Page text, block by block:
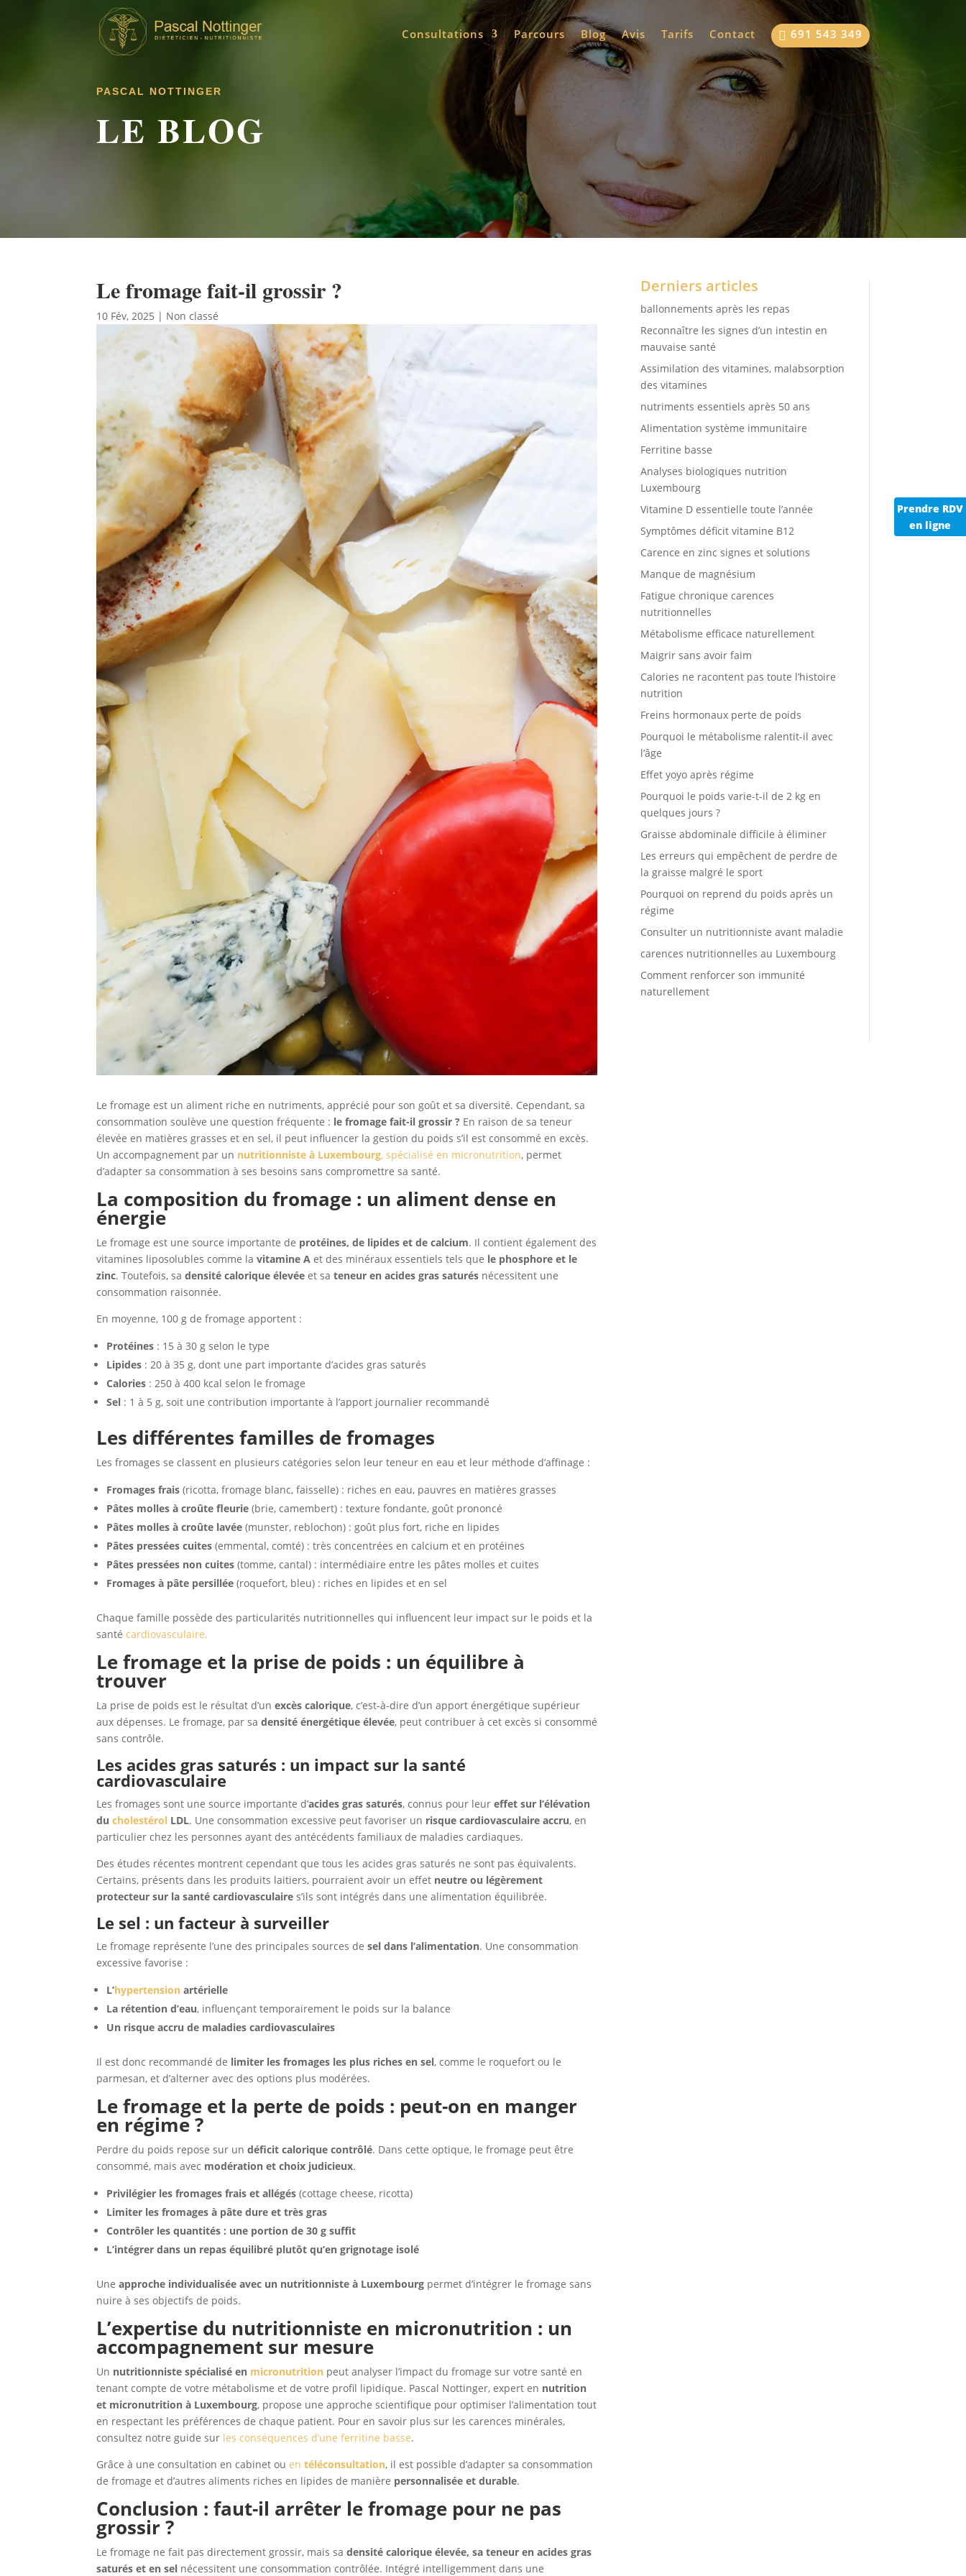
Prendre RDV
en ligne
Consultations Parcours Blog Avis Tarifs Contact  691 543 349
PASCAL NOTTINGER
LE BLOG
Le fromage fait-il grossir ?
10 Fév, 2025 | Non classé
Le fromage est un aliment riche en nutriments, apprécié pour son goût et sa diversité. Cependant, sa
consommation soulève une question fréquente : le fromage fait-il grossir ? En raison de sa teneur
élevée en matières grasses et en sel, il peut influencer la gestion du poids s’il est consommé en excès.
Un accompagnement par un nutritionniste à Luxembourg, spécialisé en micronutrition, permet
d’adapter sa consommation à ses besoins sans compromettre sa santé.
La composition du fromage : un aliment dense en
énergie
Le fromage est une source importante de protéines, de lipides et de calcium. Il contient également des
vitamines liposolubles comme lavitamine A et des minéraux essentiels tels que le phosphore et le
zinc. Toutefois, sadensité calorique élevée et sateneur en acides gras saturés nécessitent une
consommation raisonnée.
En moyenne, 100 g de fromage apportent :
Protéines : 15 à 30 g selon le type
Lipides : 20 à 35 g, dont une part importante d’acides gras saturés
Calories : 250 à 400 kcal selon le fromage
Sel : 1 à 5 g, soit une contribution importante à l’apport journalier recommandé
Les différentes familles de fromages
Les fromages se classent en plusieurs catégories selon leur teneur en eau et leur méthode d’affinage :
Fromages frais (ricotta, fromage blanc, faisselle) : riches en eau, pauvres en matières grasses
Pâtes molles à croûte fleurie (brie, camembert) : texture fondante, goût prononcé
Pâtes molles à croûte lavée (munster, reblochon) : goût plus fort, riche en lipides
Pâtes pressées cuites (emmental, comté) : très concentrées en calcium et en protéines
Pâtes pressées non cuites (tomme, cantal) : intermédiaire entre les pâtes molles et cuites
Fromages à pâte persillée (roquefort, bleu) : riches en lipides et en sel
Chaque famille possède des particularités nutritionnelles qui influencent leur impact sur le poids et la
santécardiovasculaire.
Le fromage et la prise de poids : un équilibre à
trouver
La prise de poids est le résultat d’unexcès calorique, c’est-à-dire d’un apport énergétique supérieur
aux dépenses. Le fromage, par sadensité énergétique élevée, peut contribuer à cet excès si consommé
sans contrôle.
Les acides gras saturés : un impact sur la santé
cardiovasculaire
Les fromages sont une source importante d’acides gras saturés, connus pour leureffet sur l’élévation
ducholestérol LDL. Une consommation excessive peut favoriser un risque cardiovasculaire accru, en
particulier chez les personnes ayant des antécédents familiaux de maladies cardiaques.
Des études récentes montrent cependant que tous les acides gras saturés ne sont pas équivalents.
Certains, présents dans les produits laitiers, pourraient avoir un effet neutre ou légèrement
protecteur sur la santé cardiovasculaire s’ils sont intégrés dans une alimentation équilibrée.
Le sel : un facteur à surveiller
Le fromage représente l’une des principales sources desel dans l’alimentation. Une consommation
excessive favorise :
L’hypertension artérielle
La rétention d’eau, influençant temporairement le poids sur la balance
Un risque accru de maladies cardiovasculaires
Il est donc recommandé de limiter les fromages les plus riches en sel, comme le roquefort ou le
parmesan, et d’alterner avec des options plus modérées.
Le fromage et la perte de poids : peut-on en manger
en régime ?
Perdre du poids repose sur undéficit calorique contrôlé. Dans cette optique, le fromage peut être
consommé, mais avec modération et choix judicieux.
Privilégier les fromages frais et allégés (cottage cheese, ricotta)
Limiter les fromages à pâte dure et très gras
Contrôler les quantités : une portion de 30 g suffit
L’intégrer dans un repas équilibré plutôt qu’en grignotage isolé
Uneapproche individualisée avec un nutritionniste à Luxembourg permet d’intégrer le fromage sans
nuire à ses objectifs de poids.
L’expertise du nutritionniste en micronutrition : un
accompagnement sur mesure
Un nutritionniste spécialisé en micronutrition peut analyser l’impact du fromage sur votre santé en
tenant compte de votre métabolisme et de votre profil lipidique. Pascal Nottinger, expert en nutrition
et micronutrition à Luxembourg, propose une approche scientifique pour optimiser l’alimentation tout
en respectant les préférences de chaque patient. Pour en savoir plus sur les carences minérales,
consultez notre guide sur les conséquences d’une ferritine basse.
Grâce à une consultation en cabinet ouentéléconsultation, il est possible d’adapter sa consommation
de fromage et d’autres aliments riches en lipides de manière personnalisée et durable.
Conclusion : faut-il arrêter le fromage pour ne pas
grossir ?
Le fromage ne fait pas directement grossir, mais sadensité calorique élevée, sa teneur en acides gras
saturés et en sel nécessitent une consommation contrôlée. Intégré intelligemment dans une
Derniers articles
ballonnements après les repas
Reconnaître les signes d’un intestin en
mauvaise santé
Assimilation des vitamines, malabsorption
des vitamines
nutriments essentiels après 50 ans
Alimentation système immunitaire
Ferritine basse
Analyses biologiques nutrition
Luxembourg
Vitamine D essentielle toute l’année
Symptômes déficit vitamine B12
Carence en zinc signes et solutions
Manque de magnésium
Fatigue chronique carences
nutritionnelles
Métabolisme efficace naturellement
Maigrir sans avoir faim
Calories ne racontent pas toute l’histoire
nutrition
Freins hormonaux perte de poids
Pourquoi le métabolisme ralentit-il avec
l’âge
Effet yoyo après régime
Pourquoi le poids varie-t-il de 2 kg en
quelques jours ?
Graisse abdominale difficile à éliminer
Les erreurs qui empêchent de perdre de
la graisse malgré le sport
Pourquoi on reprend du poids après un
régime
Consulter un nutritionniste avant maladie
carences nutritionnelles au Luxembourg
Comment renforcer son immunité
naturellement